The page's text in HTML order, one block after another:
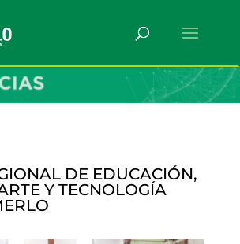
DE EDUCACIÓN,
Y TECNOLOGÍA